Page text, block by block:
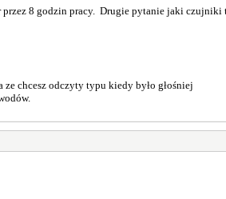
8 godzin pracy. Drugie pytanie jaki
chcesz odczyty typu kiedy było głośniej